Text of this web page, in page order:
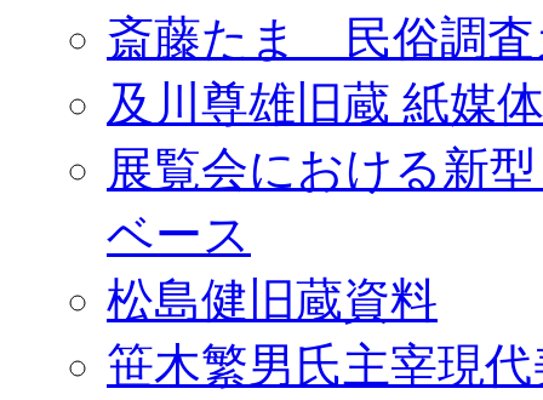
斎藤たま 民俗調査
及川尊雄旧蔵 紙媒
展覧会における新
ベース
松島健旧蔵資料
笹木繁男氏主宰現